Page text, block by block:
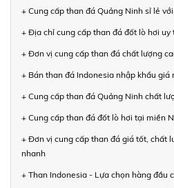
+ Cung cấp than đá Quảng Ninh sỉ lẻ
+ Địa chỉ cung cấp than đá đốt lò hơi
+ Đơn vị cung cấp than đá chất lượng
+ Bán than đá Indonesia nhập khẩu giá
+ Cung cấp than đá Quảng Ninh chất
+ Cung cấp than đá đốt lò hơi tại miền
+ Đơn vị cung cấp than đá giá tốt, chất
nhanh
+ Than Indonesia - Lựa chọn hàng đầu